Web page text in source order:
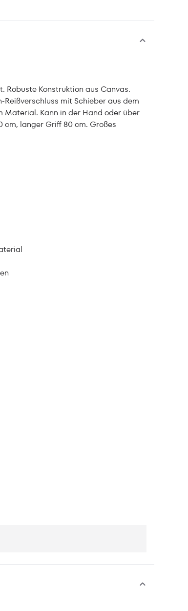
Robuste Konstruktion aus Canvas.
mit Schieber aus dem
Kann in der Hand oder über
langer Griff 80 cm. Großes